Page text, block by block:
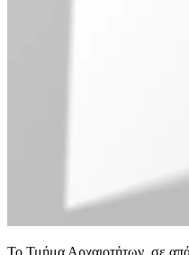
Το Τμήμα Αρχαιοτήτων, σε